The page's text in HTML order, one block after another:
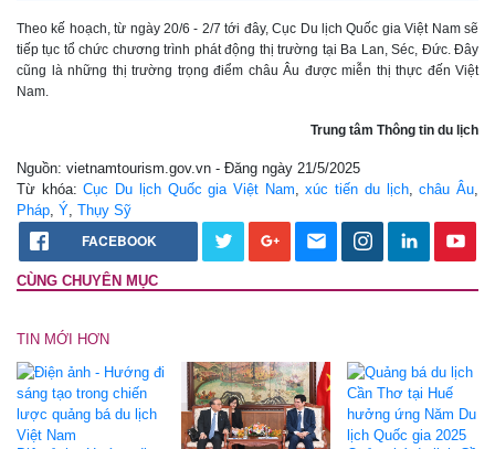
Theo kế hoạch, từ ngày 20/6 - 2/7 tới đây, Cục Du lịch Quốc gia Việt Nam sẽ
tiếp tục tổ chức chương trình phát động thị trường tại Ba Lan, Séc, Đức. Đây
cũng là những thị trường trọng điểm châu Âu được miễn thị thực đến Việt
Nam.
Trung tâm Thông tin du lịch
Nguồn: vietnamtourism.gov.vn - Đăng ngày 21/5/2025
Từ khóa:Cục Du lịch Quốc gia Việt Nam,xúc tiến du lịch,châu Âu,
Pháp, Ý, Thụy Sỹ
FACEBOOK
CÙNG CHUYÊN MỤC
TIN MỚI HƠN